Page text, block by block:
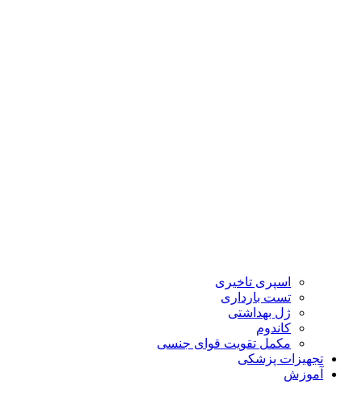
اسپری تاخیری
تست بارداری
ژل بهداشتی
کاندوم
مکمل تقویت قوای جنسی
تجهیزات پزشکی
آموزش